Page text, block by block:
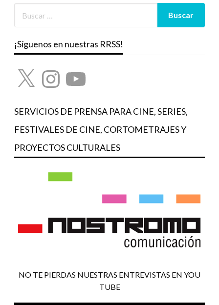
¡Síguenos en nuestras RRSS!
X InstagramYouTube
SERVICIOS DE PRENSA PARA CINE, SERIES,
FESTIVALES DE CINE, CORTOMETRAJES Y
PROYECTOS CULTURALES
NO TE PIERDAS NUESTRAS ENTREVISTAS EN YOU
TUBE